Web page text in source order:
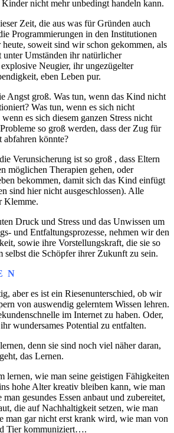
Kinder nicht mehr unbedingt handeln kann.
Zeit, die aus was für Gründen auch
Programmierungen in den Institutionen
soweit sind wir schon gekommen, als
unter Umständen ihr natürlicher
Neugier, ihr ungezügelter
eben Leben pur.
Angst groß. Was tun, wenn das Kind nicht
Was tun, wenn es sich nicht
es sich diesem ganzen Stress nicht
so groß werden, dass der Zug für
abfahren könnte?
Verunsicherung ist so groß , dass Eltern
möglichen Therapien gehen, oder
bekommen, damit sich das Kind einfügt
sind hier nicht ausgeschlossen). Alle
Klemme.
Druck und Stress und das Unwissen um
und Entfaltungsprozesse, nehmen wir den
sowie ihre Vorstellungskraft, die sie so
selbst die Schöpfer ihrer Zukunft zu sein.
N
aber es ist ein Riesenunterschied, ob wir
von auswendig gelerntem Wissen lehren.
im Internet zu haben. Oder,
wundersames Potential zu entfalten.
denn sie sind noch viel näher daran,
das Lernen.
lernen, wie man seine geistigen Fähigkeiten
hohe Alter kreativ bleiben kann, wie man
gesundes Essen anbaut und zubereitet,
die auf Nachhaltigkeit setzen, wie man
man gar nicht erst krank wird, wie man von
Tier kommuniziert….